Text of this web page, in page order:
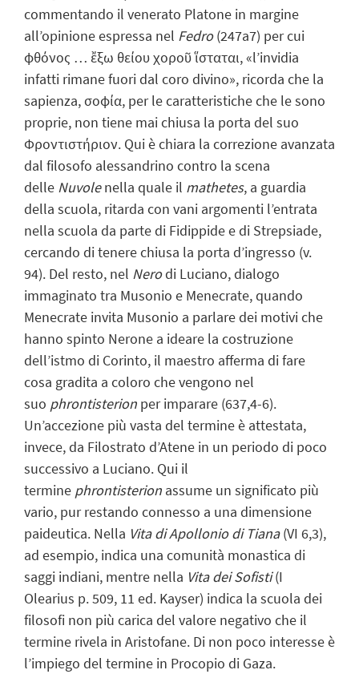
commentando il venerato Platone in margine
all’opinione espressa nel Fedro(247a7) per cui
φθόνος … ἔξω θείου χοροῦ ἵσταται, «l’invidia
infatti rimane fuori dal coro divino», ricorda che la
sapienza, σοφία, per le caratteristiche che le sono
proprie, non tiene mai chiusa la porta del suo
Φροντιστήριον. Qui è chiara la correzione avanzata
dal filosofo alessandrino contro la scena
delle Nuvolenella quale il mathetes, a guardia
della scuola, ritarda con vani argomenti l’entrata
nella scuola da parte di Fidippide e di Strepsiade,
cercando di tenere chiusa la porta d’ingresso (v.
94). Del resto, nel Nerodi Luciano, dialogo
immaginato tra Musonio e Menecrate, quando
Menecrate invita Musonio a parlare dei motivi che
hanno spinto Nerone a ideare la costruzione
dell’istmo di Corinto, il maestro afferma di fare
cosa gradita a coloro che vengono nel
suo phrontisterion per imparare (637,4-6).
Un’accezione più vasta del termine è attestata,
invece, da Filostrato d’Atene in un periodo di poco
successivo a Luciano. Qui il
termine phrontisterion assume un significato più
vario, pur restando connesso a una dimensione
paideutica. Nella Vita di Apollonio di Tiana(VI 6,3),
ad esempio, indica una comunità monastica di
saggi indiani, mentre nella Vita dei Sofisti(I
Olearius p. 509, 11 ed. Kayser) indica la scuola dei
filosofi non più carica del valore negativo che il
termine rivela in Aristofane. Di non poco interesse è
l’impiego del termine in Procopio di Gaza.